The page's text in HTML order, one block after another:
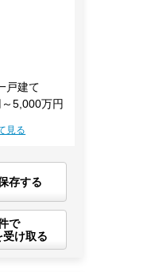
戸建て
5,000万円
見る
存する
で
受け取る